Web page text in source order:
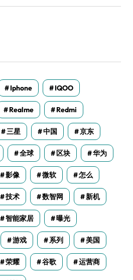
Iphone IQOO
Realme Redmi
三星 中国 京东
全球 区块 华为
影像 微软 怎么
技术 数智网 新机
智能家居 曝光
游戏 系列 美国
荣耀 谷歌 运营商